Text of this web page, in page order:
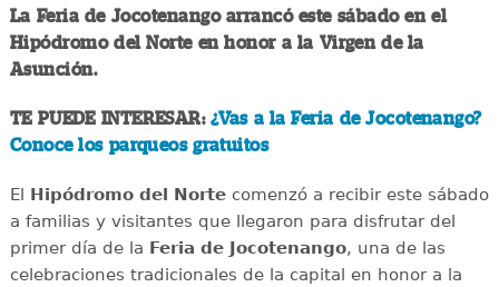
La Feria de Jocotenango arrancó este sábado en el
Hipódromo del Norte en honor a la Virgen de la
Asunción.
TE PUEDE INTERESAR:¿Vas a la Feria de Jocotenango?
Conoce los parqueos gratuitos
El Hipódromo del Nortecomenzó a recibir este sábado
a familias y visitantes que llegaron para disfrutar del
primer día de la Feria de Jocotenango, una de las
celebraciones tradicionales de la capital en honor a la